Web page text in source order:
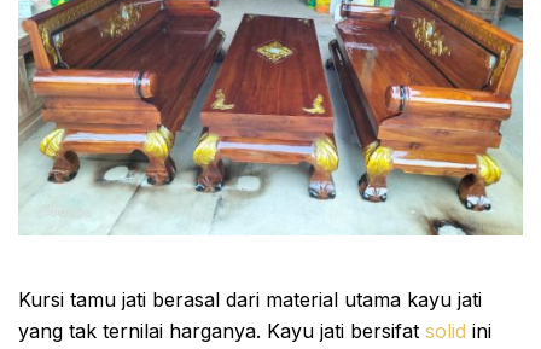
Kursi tamu jati berasal dari material utama kayu jati
yang tak ternilai harganya. Kayu jati bersifat solid ini